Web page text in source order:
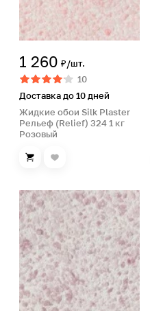
1 260 ₽/шт.
10
Доставка до 10 дней
Жидкие обои Silk Plaster
Рельеф (Relief) 324 1 кг
Розовый